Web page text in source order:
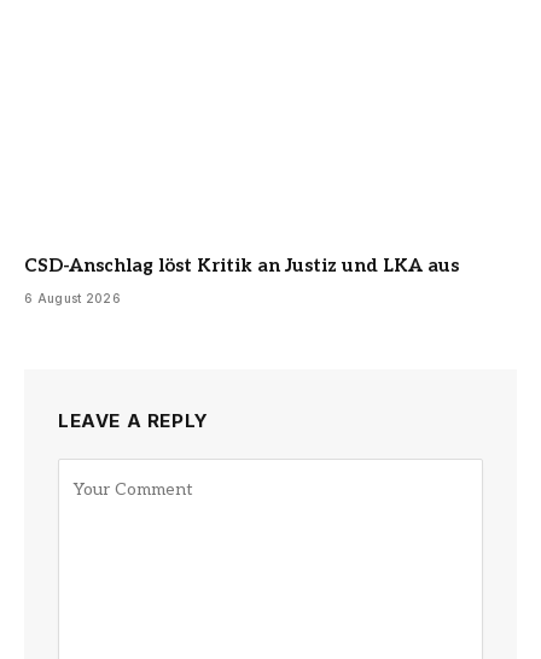
CSD-Anschlag löst Kritik an Justiz und LKA aus
6 August 2026
LEAVE A REPLY